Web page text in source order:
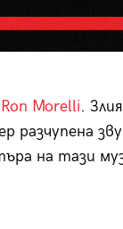
Ron Morelli.
разчупена
на тази